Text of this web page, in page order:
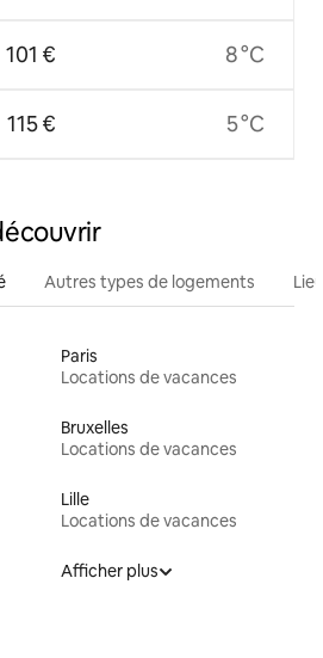
101 €
115 €
8 °C
5 °C
Autres types de logements
Paris
Locations de vacances
Bruxelles
Locations de vacances
Lille
Locations de vacances
Afficher plus